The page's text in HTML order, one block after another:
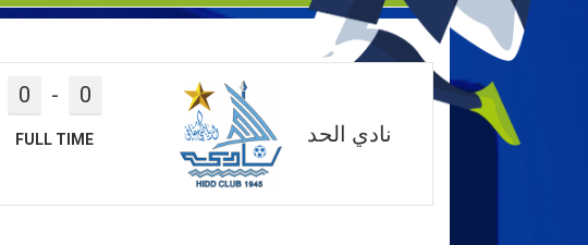
نادي الحد
0 - 0
FULL TIME